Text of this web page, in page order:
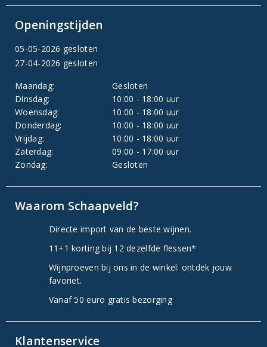
Openingstijden
05-05-2026 gesloten
27-04-2026 gesloten
Maandag:
Gesloten
Dinsdag:
10:00 - 18:00 uur
Woensdag:
10:00 - 18:00 uur
Donderdag:
10:00 - 18:00 uur
Vrijdag:
10:00 - 18:00 uur
Zaterdag:
09:00 - 17:00 uur
Zondag:
Gesloten
Waarom Schaapveld?
Directe import van de beste wijnen.
11+1 korting bij 12 dezelfde flessen*
Wijnproeven bij ons in de winkel: ontdek jouw
favoriet.
Vanaf 50 euro gratis bezorging
Klantenservice